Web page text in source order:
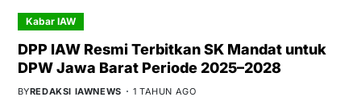
Kabar IAW
DPP IAW Resmi Terbitkan SK Mandat untuk
DPW Jawa Barat Periode 2025–2028
BYREDAKSI IAWNEWS 1 TAHUN AGO